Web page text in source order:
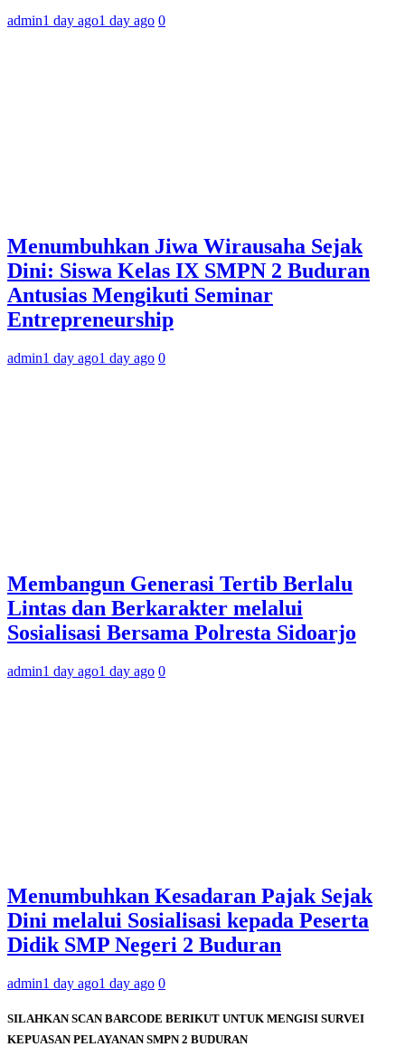
admin1 day ago1 day ago 0
Menumbuhkan Jiwa Wirausaha Sejak
Dini: Siswa Kelas IX SMPN 2 Buduran
Antusias Mengikuti Seminar
Entrepreneurship
admin1 day ago1 day ago 0
Membangun Generasi Tertib Berlalu
Lintas dan Berkarakter melalui
Sosialisasi Bersama Polresta Sidoarjo
admin1 day ago1 day ago 0
Menumbuhkan Kesadaran Pajak Sejak
Dini melalui Sosialisasi kepada Peserta
Didik SMP Negeri 2 Buduran
admin1 day ago1 day ago 0
SILAHKAN SCAN BARCODE BERIKUT UNTUK MENGISI SURVEI
KEPUASAN PELAYANAN SMPN 2 BUDURAN